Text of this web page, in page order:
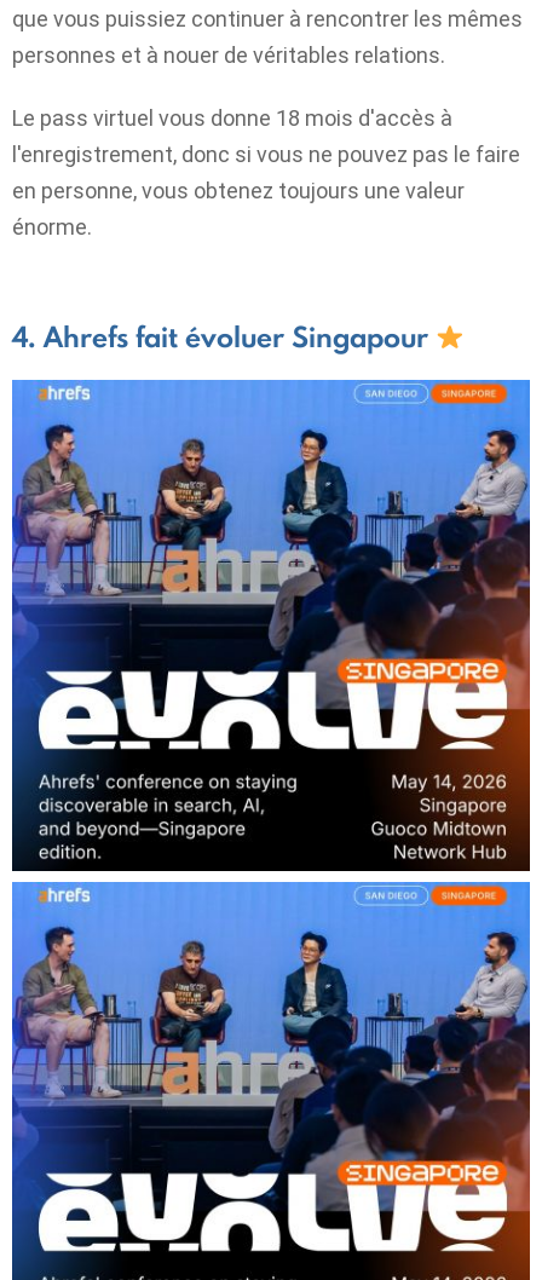
que vous puissiez continuer à rencontrer les mêmes
personnes et à nouer de véritables relations.
Le pass virtuel vous donne 18 mois d'accès à
l'enregistrement, donc si vous ne pouvez pas le faire
en personne, vous obtenez toujours une valeur
énorme.
4. Ahrefs fait évoluer Singapour